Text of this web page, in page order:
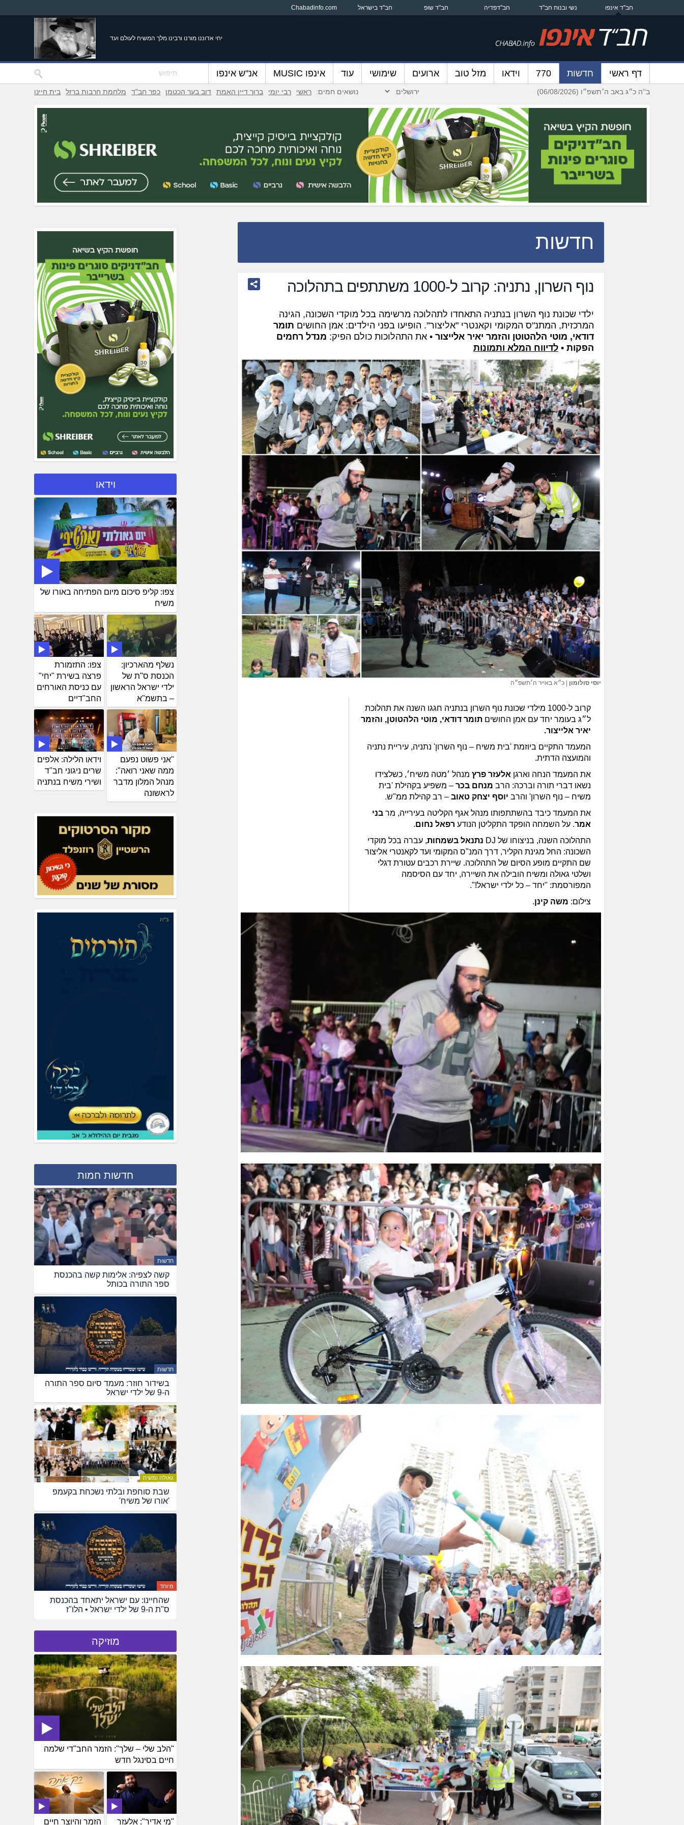
חב"ד אינפו נשי ובנות חב"ד חב"דפדיה חב"ד שופ חב"ד בישראל Chabadinfo.com
יחי אדוננו מורנו ורבינו מלך המשיח לעולם ועד
דף ראשי חדשות 770 וידאו מזל טוב ארועים שימושי עוד אינפו MUSIC אנ"ש אינפו
ב''ה כ״ג באב ה׳תשפ״ו (06/08/2026) נושאים חמים: ראשי רבי יומי ברוך דיין האמת דוב בער הכטמן כפר חב"ד מלחמת חרבות ברזל בית חיינו
חדשות
נוף השרון, נתניה: קרוב ל-1000 משתתפים בתהלוכה
ילדי שכונת נוף השרון בנתניה התאחדו לתהלוכה מרשימה בכל מוקדי השכונה, הגינה
המרכזית, המתנ"ס המקומי וקאנטרי "אליצור". הופיעו בפני הילדים: אמן החושים תומר
דודאי, מוטי הלהטוטן והזמר יאיר אלייצור• את התהלוכות כולם הפיק: מנדל רחמים
הפקות•לדיווח המלא ותמונות
יוסי סולומון |כ״א באייר ה׳תשפ״ה
קרוב ל-1000 מילדי שכונת נוף השרון בנתניה חגגו השנה את תהלוכת
ל״ג בעומר יחד עם אמן החושיםתומר דודאי, מוטי הלהטוטן, והזמר
יאיר אלייצור.
המעמד התקיים ביוזמת 'בית משיח – נוף השרון' נתניה, עיריית נתניה
והמועצה הדתית.
את המעמד הנחה וארגן אלעזר פרץ מנהל ׳מטה משיח׳, כשלצידו
נשאו דברי תורה וברכה: הרב מנחם בכר – משפיע בקהילת 'בית
משיח – נוף השרון' והרב יוסף יצחק טאוב – רב קהילת ממ"ש.
את המעמד כיבד בהשתתפותו מנהל אגף הקליטה בעירייה, מרבני
אמר. על השמחה הופקד התקליטן הנודע רפאל נחום.
התהלוכה השנה, בניצוחו של DJ
נתנאל בשמחות, עברה בכל מוקדי
השכונה: החל מגינת הקליר, דרך המנ"ס המקומי ועד לקאנטרי אליצור
שם התקיים מופע הסיום של התהלוכה. שיירת רכבים עטורת דגלי
ושלטי גאולה ומשיח הובילה את השיירה, יחד עם הסיסמה
המפורסמת: "יחד – כל ילדי ישראל!".
צילום: משה קינן.
וידאו
צפו: קליפ סיכום מיום הפתיחה באורו של
משיח
צפו: התזמורת
פרצה בשירת "יחי"
עם כניסת האורחים
החב"דיים
נשלף מהארכיון:
הכנסת ס"ת של
ילדי ישראל הראשון
– בתשמ"א
וידאו הלילה: אלפים
שרים ניגוני חב"ד
ושירי משיח בנתניה
"אני פשוט נפעם
ממה שאני רואה":
מנהל המלון מדבר
לראשונה
חדשות חמות
חדשות
קשה לצפיה: אלימות קשה בהכנסת
ספר התורה בכותל
חדשות
בשידור חוזר: מעמד סיום ספר התורה
ה-9 של ילדי ישראל
גאולה ומשיח
שבת סוחפת ובלתי נשכחת בקעמפ
'אורו של משיח'
מיוחד
שהחיינו: עם ישראל יתאחד בהכנסת
ס"ת ה-9 של ילדי ישראל • הלו"ז
מוזיקה
"הלב שלי – שלך": הזמר החב"די שלמה
חיים בסינגל חדש
הזמר והיוצר חיים "מי אדיר": אלעזר